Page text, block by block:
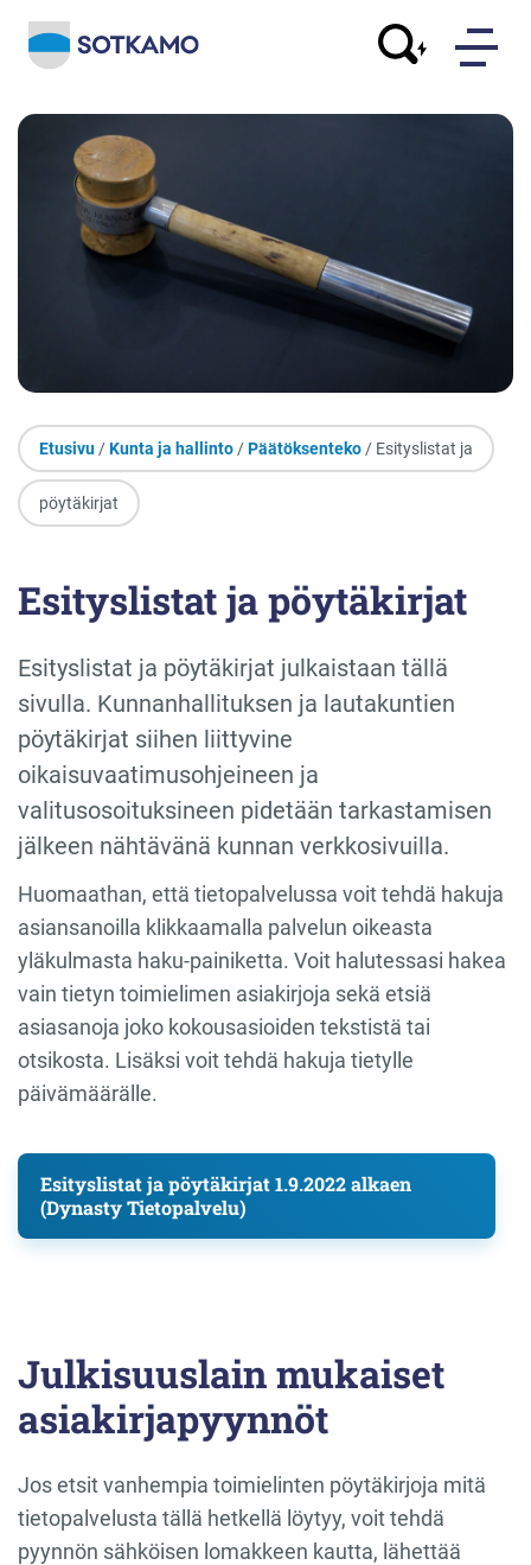
Etusivu /Kunta ja hallinto /Päätöksenteko / Esityslistat ja
pöytäkirjat
Esityslistat ja pöytäkirjat
Esityslistat ja pöytäkirjat julkaistaan tällä
sivulla. Kunnanhallituksen ja lautakuntien
pöytäkirjat siihen liittyvine
oikaisuvaatimusohjeineen ja
valitusosoituksineen pidetään tarkastamisen
jälkeen nähtävänä kunnan verkkosivuilla.
Huomaathan, että tietopalvelussa voit tehdä hakuja
asiansanoilla klikkaamalla palvelun oikeasta
yläkulmasta haku-painiketta. Voit halutessasi hakea
vain tietyn toimielimen asiakirjoja sekä etsiä
asiasanoja joko kokousasioiden tekstistä tai
otsikosta. Lisäksi voit tehdä hakuja tietylle
päivämäärälle.
Esityslistat ja pöytäkirjat 1.9.2022 alkaen
(Dynasty Tietopalvelu)
Julkisuuslain mukaiset
asiakirjapyynnöt
Jos etsit vanhempia toimielinten pöytäkirjoja mitä
tietopalvelusta tällä hetkellä löytyy, voit tehdä
pyynnön sähköisen lomakkeen kautta, lähettää